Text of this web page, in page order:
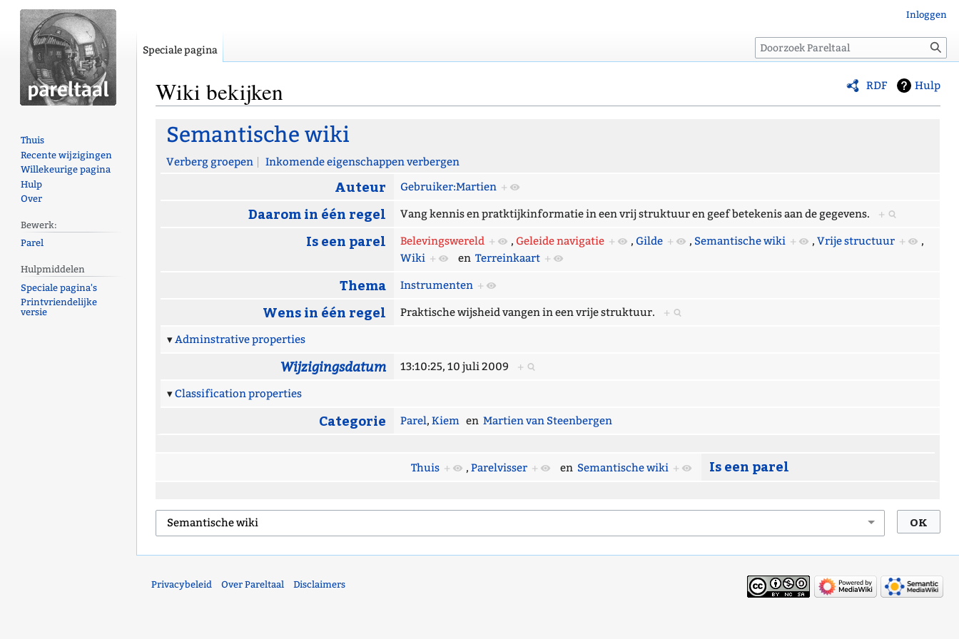
RDF Hulp
Wiki bekijken
Naar
navigatie
springen
Naar
zoeken
springen
Semantische wiki
Verberg groepen Inkomende eigenschappen verbergen
Auteur Gebruiker:Martien +
Daarom in één regel Vang kennis en pratktijkinformatie in een vrij struktuur en geef betekenis aan de gegevens. +
Is een parel Belevingswereld + , Geleide navigatie + , Gilde + , Semantische wiki + , Vrije structuur +
,
Wiki + en Terreinkaart +
Thema Instrumenten +
Wens in één regel Praktische wijsheid vangen in een vrije struktuur. +
Adminstrative properties
Wijzigingsdatum 13:10:25, 10 juli 2009 +
Classification properties
Categorie Parel, Kiemen Martien van Steenbergen
Thuis + , Parelvisser + en Semantische wiki + Is een parel
Inloggen
Speciale pagina Zoeken
Thuis
Recente wijzigingen
Willekeurige pagina
Hulp
Over
Bewerk:
Parel
Hulpmiddelen
Speciale pagina's
Printvriendelijke
versie
Privacybeleid Over Pareltaal Disclaimers